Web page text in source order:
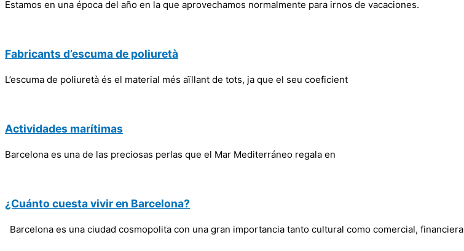
Estamos en una época del año en la que aprovechamos normalmente para irnos de vacaciones.
Fabricants d’escuma de poliuretà
L’escuma de poliuretà és el material més aïllant de tots, ja que el seu coeficient
Actividades marítimas
Barcelona es una de las preciosas perlas que el Mar Mediterráneo regala en
¿Cuánto cuesta vivir en Barcelona?
Barcelona es una ciudad cosmopolita con una gran importancia tanto cultural como comercial, financiera